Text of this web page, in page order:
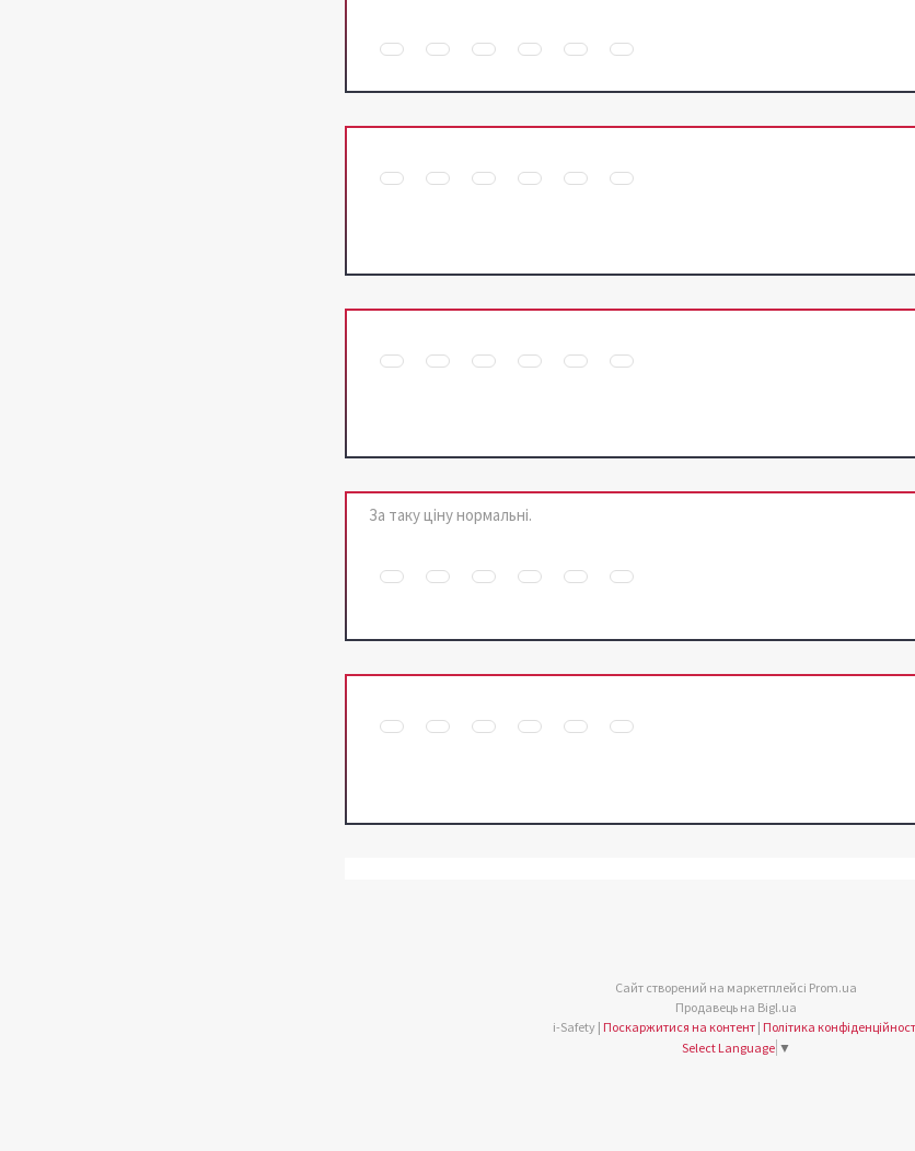
За таку ціну нормальні.
Сайт створений на маркетплейсі Prom.ua
Продавець на Bigl.ua
i-Safety | Поскаржитися на контент | Політика
Select Language ▼